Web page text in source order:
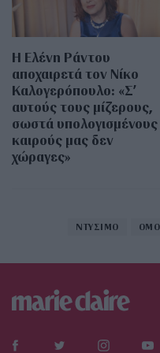
Η Ελένη Ράντου
αποχαιρετά τον Νίκο
Καλογερόπουλο: «Σ’
αυτούς τους μίζερους,
σωστά υπολογισμένους
καιρούς μας δεν
χώραγες»
ΝΤΥΣΙΜΟ